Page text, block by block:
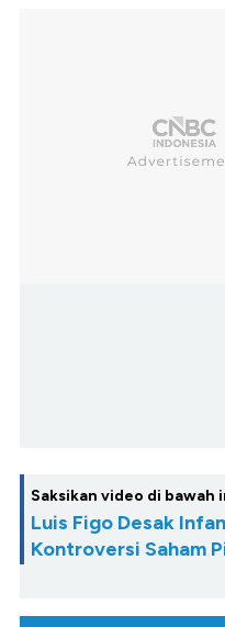
Saksikan video di bawah
Luis Figo Desak
Kontroversi Saham